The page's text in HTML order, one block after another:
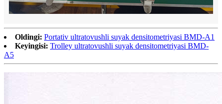
Oldingi: Portativ ultratovushli suyak densitometriyasi BMD-A1
Keyingisi: Trolley ultratovushli suyak densitometriyasi BMD-
A5